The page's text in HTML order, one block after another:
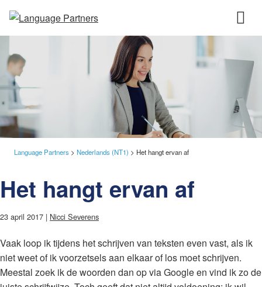
Language Partners > Nederlands (NT1) > Het hangt ervan af
Het hangt ervan af
23 april 2017 | Nicci Severens
Vaak loop ik tijdens het schrijven van teksten even vast, als ik
niet weet of ik voorzetsels aan elkaar of los moet schrijven.
Meestal zoek ik de woorden dan op via Google en vind ik zo de